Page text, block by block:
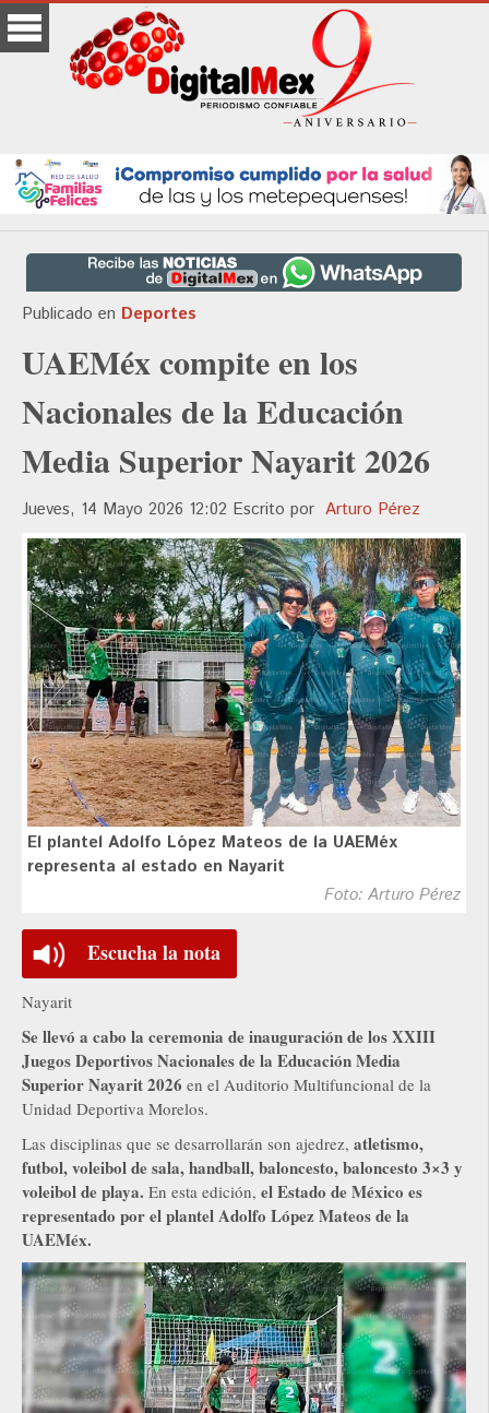
Publicado en Deportes
UAEMéx compite en los
Nacionales de la Educación
Media Superior Nayarit 2026
Jueves, 14 Mayo 2026 12:02 Escrito por Arturo Pérez
El plantel Adolfo López Mateos de la UAEMéx
representa al estado en Nayarit
Foto: Arturo Pérez
Escucha la nota
Nayarit
Se llevó a cabo la ceremonia de inauguración de los XXIII
Juegos Deportivos Nacionales de la Educación Media
Superior Nayarit 2026 en el Auditorio Multifuncional de la
Unidad Deportiva Morelos.
Las disciplinas que se desarrollarán son ajedrez, atletismo,
futbol, voleibol de sala, handball, baloncesto, baloncesto 3×3 y
voleibol de playa. En esta edición, el Estado de México es
representado por el plantel Adolfo López Mateos de la
UAEMéx.